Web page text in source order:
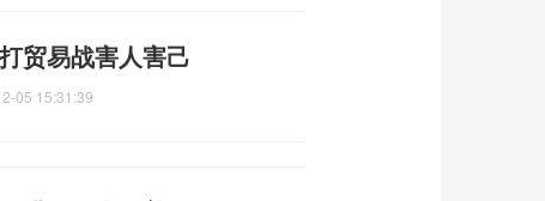
贸易战害人害己
05 15:31:39